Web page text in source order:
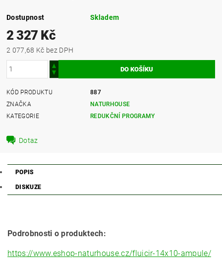
Dostupnost Skladem
2 327 Kč
2 077,68 Kč bez DPH
KÓD PRODUKTU
887
ZNAČKA
NATURHOUSE
KATEGORIE
REDUKČNÍ PROGRAMY
Dotaz
POPIS
DISKUZE
Podrobnosti o produktech:
https://www.eshop-naturhouse.cz/fluicir-14x10-ampule/